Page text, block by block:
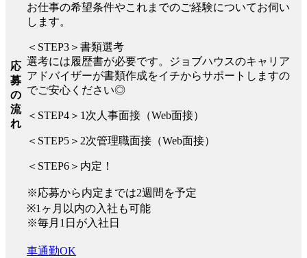
応
募
の
流
れ
お仕事の希望条件やこれまでのご経験についてお伺い
します。
＜STEP3＞書類選考
選考には履歴書が必要です。ジョブハウスのキャリア
アドバイザーが書類作成をイチからサポートしますの
でご安心ください◎
＜STEP4＞1次人事面接（Web面接）
＜STEP5＞2次管理職面接（Web面接）
＜STEP6＞内定！
※応募から内定までは2週間を予定
※1ヶ月以内の入社も可能
※毎月1日が入社日
車通勤OK